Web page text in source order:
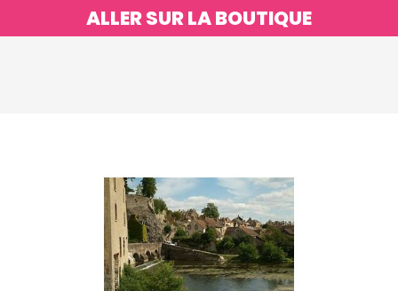
ALLER SUR LA BOUTIQUE